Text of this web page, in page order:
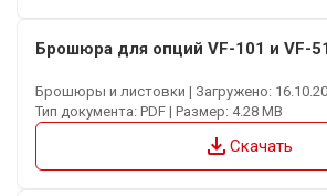
Брошюра для опций VF-101 и VF-
Брошюры и листовки | Загружено:
Тип документа: PDF | Размер: 4.28 MB
file_download Скачать